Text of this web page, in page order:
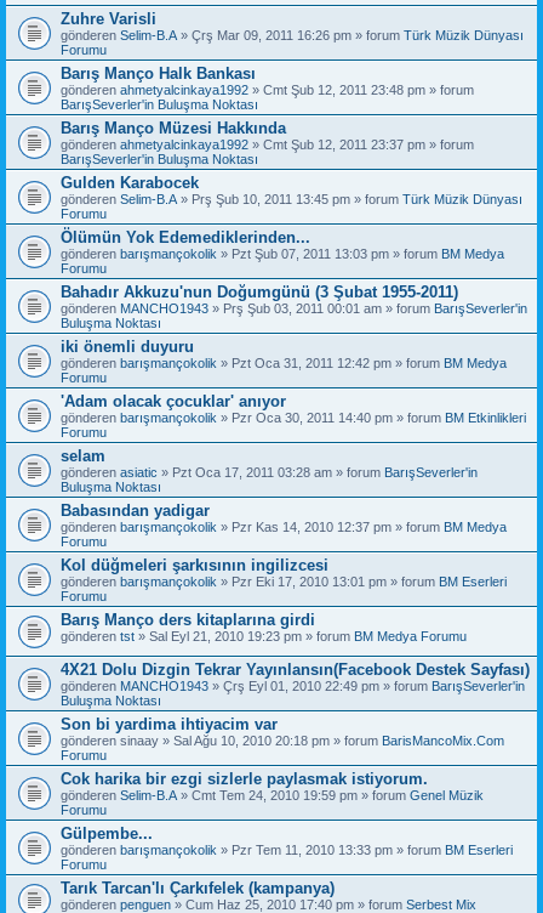
Zuhre Varisli
gönderen Selim-B.A » Çrş Mar 09, 2011 16:26 pm » forum Türk Müzik Dünyası
Forumu
Barış Manço Halk Bankası
gönderen ahmetyalcinkaya1992 » Cmt Şub 12, 2011 23:48 pm » forum
BarışSeverler'in Buluşma Noktası
Barış Manço Müzesi Hakkında
gönderen ahmetyalcinkaya1992 » Cmt Şub 12, 2011 23:37 pm » forum
BarışSeverler'in Buluşma Noktası
Gulden Karabocek
gönderen Selim-B.A » Prş Şub 10, 2011 13:45 pm » forum Türk Müzik Dünyası
Forumu
Ölümün Yok Edemediklerinden...
gönderen barışmançokolik » Pzt Şub 07, 2011 13:03 pm » forum BM Medya
Forumu
Bahadır Akkuzu'nun Doğumgünü (3 Şubat 1955-2011)
gönderen MANCHO1943 » Prş Şub 03, 2011 00:01 am » forum BarışSeverler'in
Buluşma Noktası
iki önemli duyuru
gönderen barışmançokolik » Pzt Oca 31, 2011 12:42 pm » forum BM Medya
Forumu
'Adam olacak çocuklar' anıyor
gönderen barışmançokolik » Pzr Oca 30, 2011 14:40 pm » forum BM Etkinlikleri
Forumu
selam
gönderen asiatic » Pzt Oca 17, 2011 03:28 am » forum BarışSeverler'in
Buluşma Noktası
Babasından yadigar
gönderen barışmançokolik » Pzr Kas 14, 2010 12:37 pm » forum BM Medya
Forumu
Kol düğmeleri şarkısının ingilizcesi
gönderen barışmançokolik » Pzr Eki 17, 2010 13:01 pm » forum BM Eserleri
Forumu
Barış Manço ders kitaplarına girdi
gönderen tst » Sal Eyl 21, 2010 19:23 pm » forum BM Medya Forumu
4X21 Dolu Dizgin Tekrar Yayınlansın(Facebook Destek Sayfası)
gönderen MANCHO1943 » Çrş Eyl 01, 2010 22:49 pm » forum BarışSeverler'in
Buluşma Noktası
Son bi yardima ihtiyacim var
gönderen sinaay » Sal Ağu 10, 2010 20:18 pm » forum BarisMancoMix.Com
Forumu
Cok harika bir ezgi sizlerle paylasmak istiyorum.
gönderen Selim-B.A » Cmt Tem 24, 2010 19:59 pm » forum Genel Müzik
Forumu
Gülpembe...
gönderen barışmançokolik » Pzr Tem 11, 2010 13:33 pm » forum BM Eserleri
Forumu
Tarık Tarcan'lı Çarkıfelek (kampanya)
gönderen penguen » Cum Haz 25, 2010 17:40 pm » forum Serbest Mix